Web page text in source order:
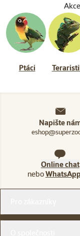
Ptáci
Napište
Online chat
neboWhatsApp